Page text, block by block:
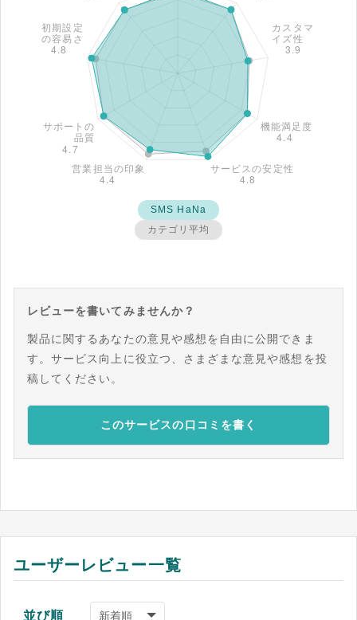
SMS HaNa
カテゴリ平均
レビューを書いてみませんか？
製品に関するあなたの意見や感想を自由に公開できま
す。サービス向上に役立つ、さまざまな意見や感想を投
稿してください。
このサービスの口コミを書く
ユーザーレビュー一覧
並び順